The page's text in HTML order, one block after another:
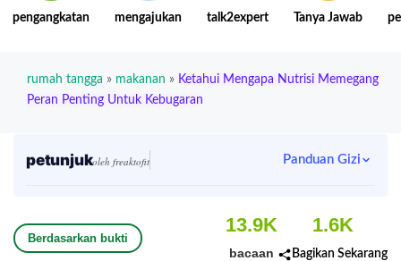
pengangkatan mengajukan talk2expert Tanya Jawab
rumah tangga » makanan » Ketahui Mengapa Nutrisi Memegang
Peran Penting Untuk Kebugaran
petunjukoleh freaktofit Panduan Gizi
Berdasarkan bukti
13.9K
bacaan
1.6K
Bagikan Sekarang